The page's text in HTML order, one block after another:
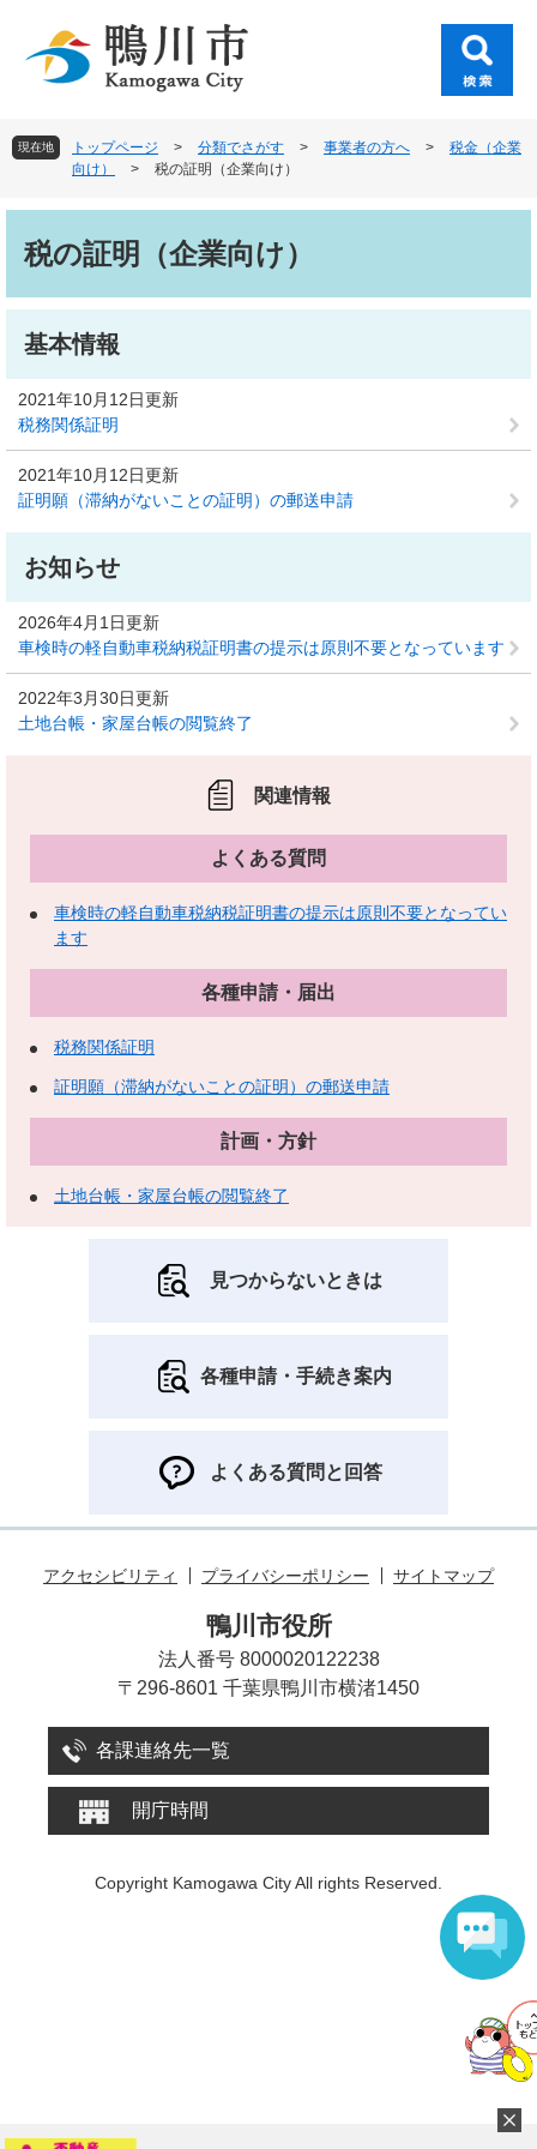
頭
で
。
飛
ば
て
現在地 トップページ > 分類でさがす > 事業者の方へ >
税金（企業
向け）
> 税の証明（企業向け）
税の証明（企業向け）
基本情報
2021年10月12日更新
税務関係証明
2021年10月12日更新
証明願（滞納がないことの証明）の郵送申請
お知らせ
2026年4月1日更新
車検時の軽自動車税納税証明書の提示は原則不要となっています
2022年3月30日更新
土地台帳・家屋台帳の閲覧終了
関連情報
よくある質問
車検時の軽自動車税納税証明書の提示は原則不要となってい
ます
各種申請・届出
税務関係証明
証明願（滞納がないことの証明）の郵送申請
計画・方針
土地台帳・家屋台帳の閲覧終了
見つからないときは
各種申請・手続き案内
よくある質問と回答
アクセシビリティ プライバシーポリシー サイトマップ
鴨川市役所
法人番号 8000020122238
〒296-8601 千葉県鴨川市横渚1450
各課連絡先一覧
開庁時間
Copyright Kamogawa City All rights Reserved.